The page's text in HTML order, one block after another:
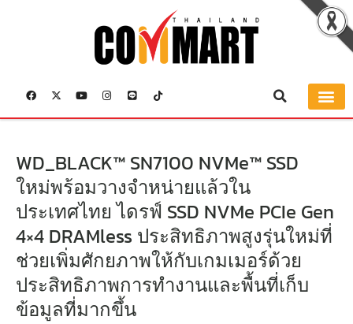
WD_BLACK™ SN7100 NVMe™ SSD
ใหม่พร้อมวางจำหน่ายแล้วใน
ประเทศไทย ไดรฟ์ SSD NVMe PCIe Gen
4×4 DRAMless ประสิทธิภาพสูงรุ่นใหม่ที่
ช่วยเพิ่มศักยภาพให้กับเกมเมอร์ด้วย
ประสิทธิภาพการทำงานและพื้นที่เก็บ
ข้อมูลที่มากขึ้น